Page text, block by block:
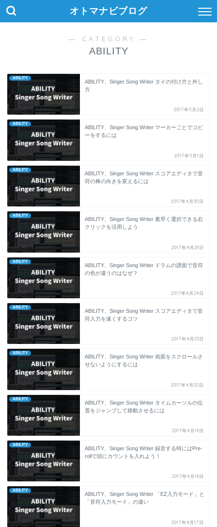
オトマナビブログ
― CATEGORY ―
ABILITY
ABILITY
ABILITY、Singer Song Writer タイの付け方と外し
方
2017年5月2日
ABILITY
ABILITY、Singer Song Writer マーカーごとでコピ
ーをするには
2017年5月1日
ABILITY
ABILITY、Singer Song Writer スコアエディタで音
符の棒の向きを変えるには
2017年4月30日
ABILITY
ABILITY、Singer Song Writer 素早く選択できる右
クリックを活用しよう
2017年4月29日
ABILITY
ABILITY、Singer Song Writer ドラムの譜面で音符
の色が違うのはなぜ？
2017年4月24日
ABILITY
ABILITY、Singer Song Writer スコアエディタで音
符入力を速くするコツ
2017年4月23日
ABILITY
ABILITY、Singer Song Writer 画面をスクロールさ
せないようにするには
2017年4月20日
ABILITY
ABILITY、Singer Song Writer タイムカーソルの位
置をジャンプして移動させるには
2017年4月19日
ABILITY
ABILITY、Singer Song Writer 録音する時にはPre-
rollで頭にカウントを入れよう！
2017年4月18日
ABILITY
ABILITY、Singer Song Writer 「EZ入力モード」と
「音符入力モード」の違い
2017年4月17日